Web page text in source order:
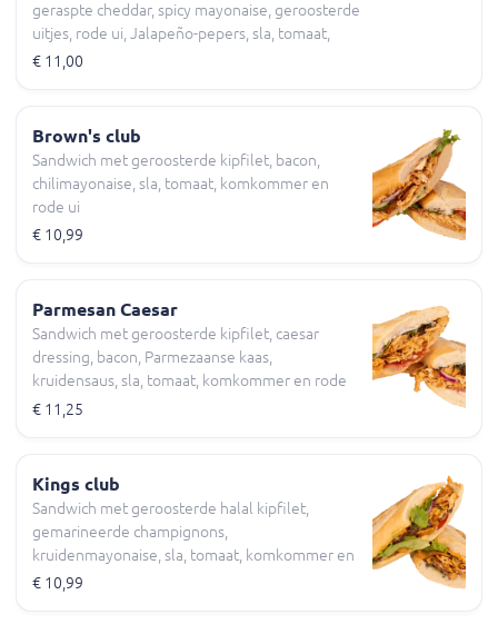
geraspte cheddar, spicy mayonaise, geroosterde
uitjes, rode ui, Jalapeño-pepers, sla, tomaat,
komkommer
€ 11,00
Brown's club
Sandwich met geroosterde kipfilet, bacon,
chilimayonaise, sla, tomaat, komkommer en
rode ui
€ 10,99
Parmesan Caesar
Sandwich met geroosterde kipfilet, caesar
dressing, bacon, Parmezaanse kaas,
kruidensaus, sla, tomaat, komkommer en rode
ui
€ 11,25
Kings club
Sandwich met geroosterde halal kipfilet,
gemarineerde champignons,
kruidenmayonaise, sla, tomaat, komkommer en
rode ui Halal
€ 10,99